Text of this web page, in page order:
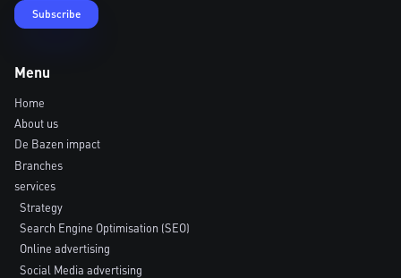
Menu
Home
About us
De Bazen impact
Branches
services
Strategy
Search Engine Optimisation (SEO)
Online advertising
Social Media advertising